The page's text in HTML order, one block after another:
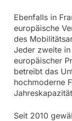
Ebenfalls in
europäische
des
Jeder zweite
europäischer
betreibt das
hochmoderne
Seit 2010